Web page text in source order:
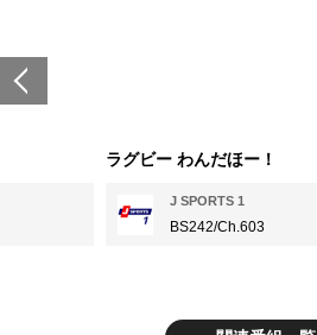
ラグビー わんだほー！
J SPORTS 1
BS242/Ch.603